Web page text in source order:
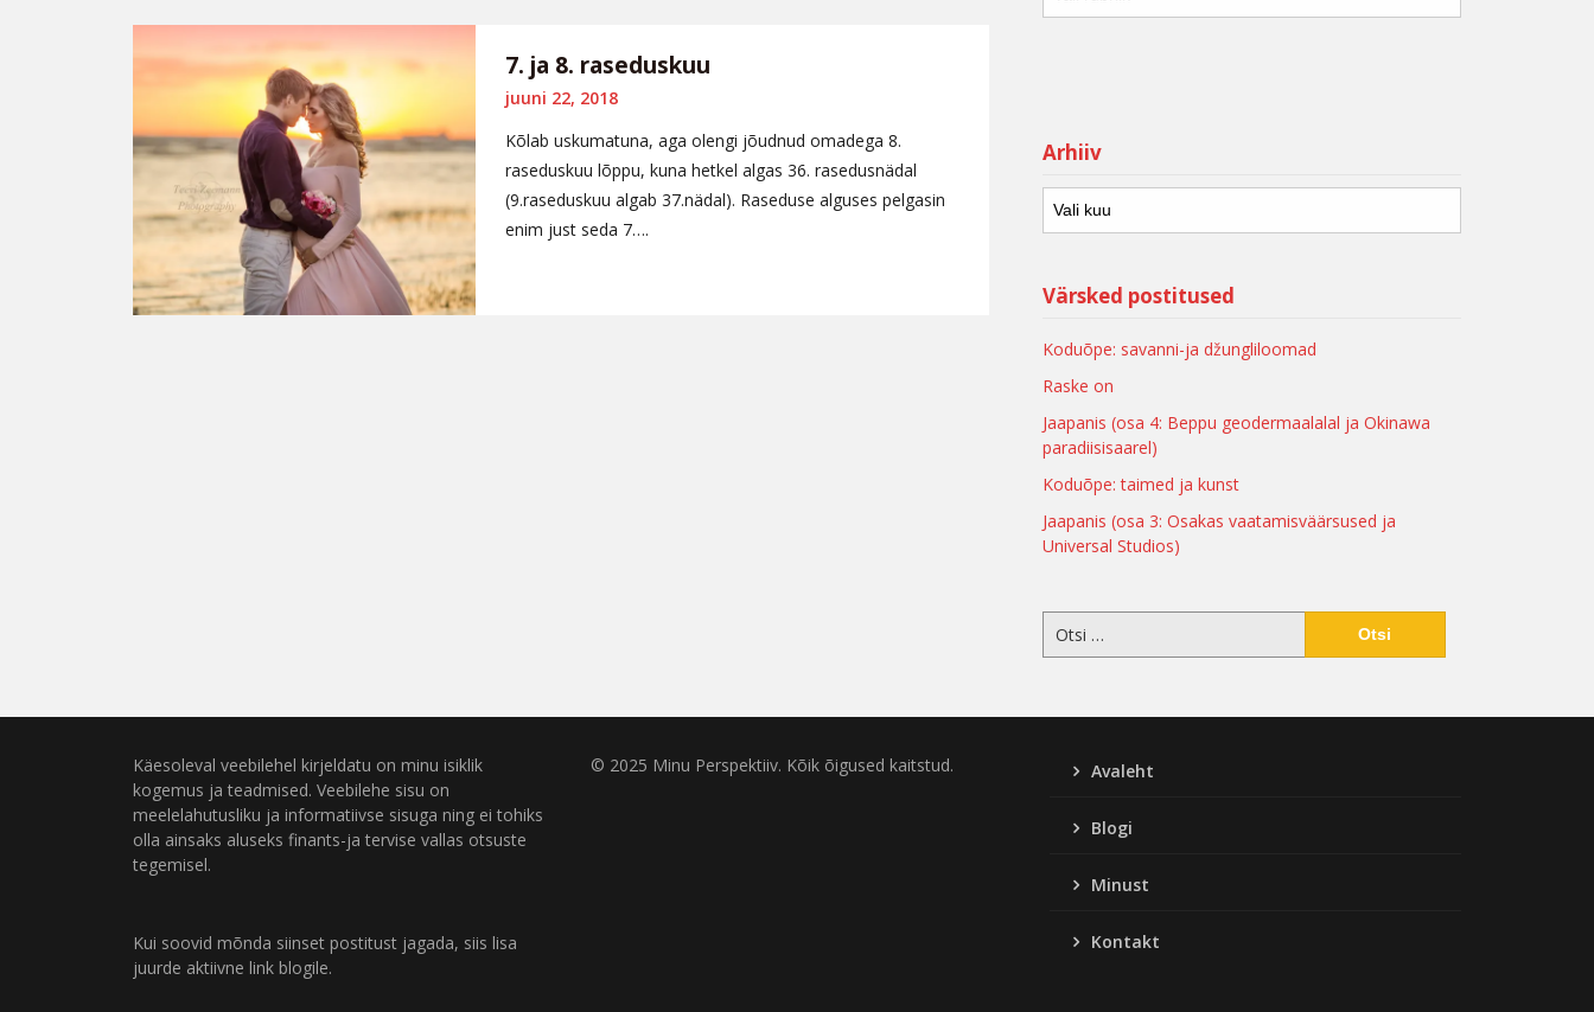
7. ja 8. raseduskuu
juuni 22, 2018
Kõlab uskumatuna, aga olengi jõudnud omadega 8.
raseduskuu lõppu, kuna hetkel algas 36. rasedusnädal
(9.raseduskuu algab 37.nädal). Raseduse alguses pelgasin
enim just seda 7….
Arhiiv
Värsked postitused
Koduõpe: savanni-ja džungliloomad
Raske on
Jaapanis (osa 4: Beppu geodermaalalal ja Okinawa
paradiisisaarel)
Koduõpe: taimed ja kunst
Jaapanis (osa 3: Osakas vaatamisväärsused ja
Universal Studios)
Käesoleval veebilehel kirjeldatu on minu isiklik
kogemus ja teadmised. Veebilehe sisu on
meelelahutusliku ja informatiivse sisuga ning ei tohiks
olla ainsaks aluseks finants-ja tervise vallas otsuste
tegemisel.
Kui soovid mõnda siinset postitust jagada, siis lisa
juurde aktiivne link blogile.
© 2025 Minu Perspektiiv. Kõik õigused kaitstud. Avaleht
Blogi
Minust
Kontakt